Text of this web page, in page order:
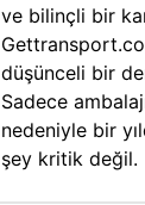
ve bilinçli bir
düşünceli bir
Sadece
nedeniyle bir
şey kritik değil.